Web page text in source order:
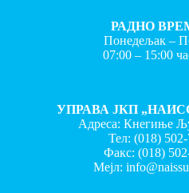
РАДНО
Понедељак –
07:00 – 15:00
УПРАВА ЈКП
Адреса: Кнегиње
Тел: (018)
Факс:(018)
Мејл: